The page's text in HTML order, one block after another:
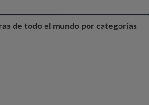
de todo el mundo por categorías